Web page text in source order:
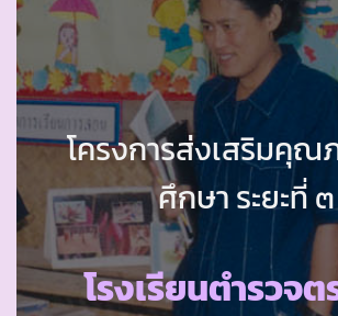
โครงการส่งเสริมคุณ
ศึกษา ระยะที่ ๓
โรงเรียนตำรวจต